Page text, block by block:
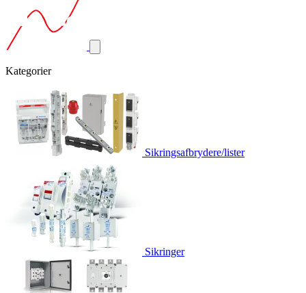
Kategorier
Sikringsafbrydere/lister
Sikringer